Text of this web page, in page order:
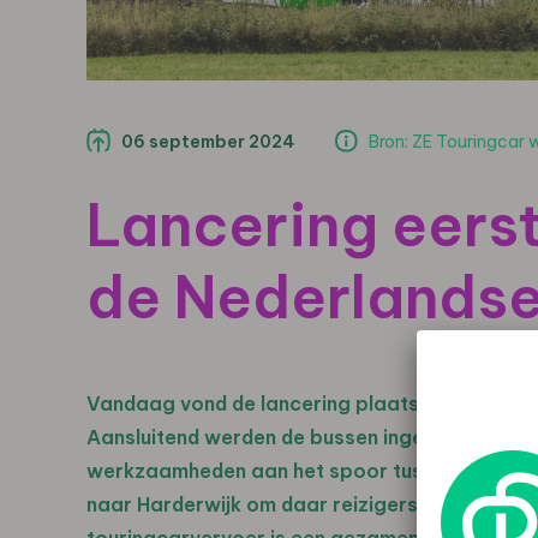
06 september 2024 Bron: ZE Touringcar
Lancering
de
Vandaag vond de lancering plaats van de
Aansluitend werden de bussen ingezet voor
werkzaamheden aan het spoor tussen
naar Harderwijk om daar reizigers op te